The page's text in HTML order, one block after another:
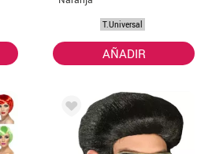
T.Universal
AÑADIR